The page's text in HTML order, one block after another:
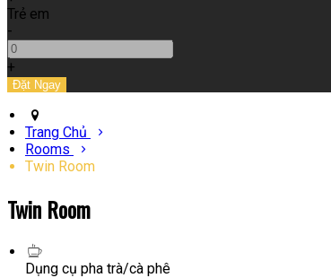
Trẻ em
-
+
Trang Chủ
Rooms
Twin Room
Twin Room
Dụng cụ pha trà/cà phê